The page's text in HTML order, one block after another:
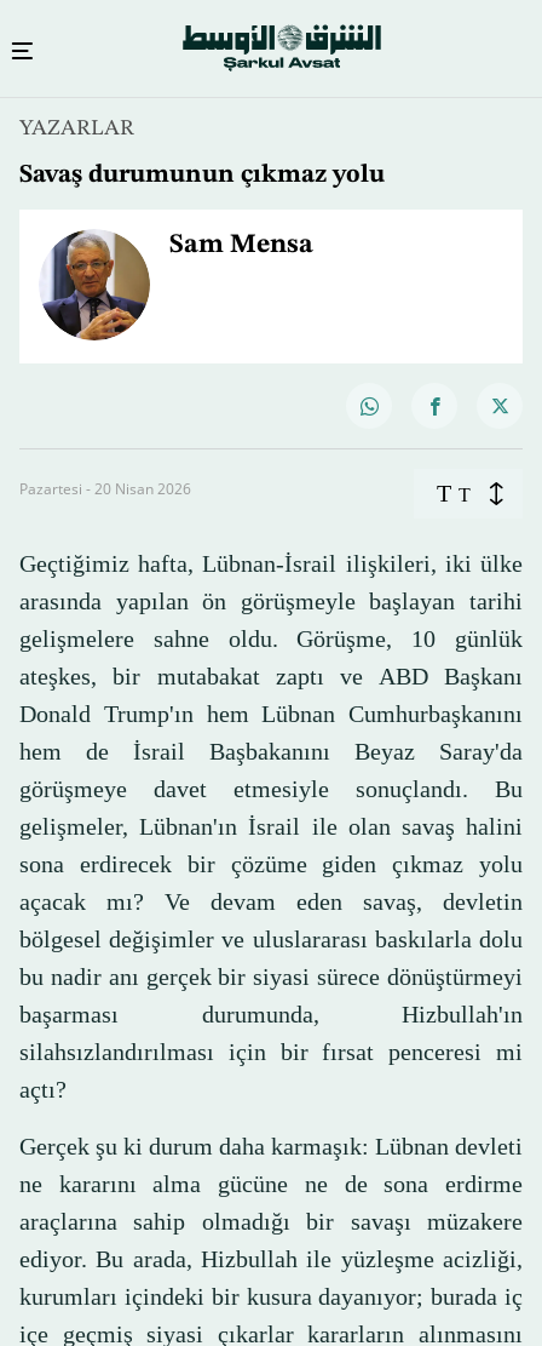
YAZARLAR
Savaş durumunun çıkmaz yolu
Sam Mensa
Pazartesi - 20 Nisan 2026 T T
Geçtiğimiz hafta, Lübnan-İsrail ilişkileri, iki ülke
arasında yapılan ön görüşmeyle başlayan tarihi
gelişmelere sahne oldu. Görüşme, 10 günlük
ateşkes, bir mutabakat zaptı ve ABD Başkanı
Donald Trump'ın hem Lübnan Cumhurbaşkanını
hem de İsrail Başbakanını Beyaz Saray'da
görüşmeye davet etmesiyle sonuçlandı. Bu
gelişmeler, Lübnan'ın İsrail ile olan savaş halini
sona erdirecek bir çözüme giden çıkmaz yolu
açacak mı? Ve devam eden savaş, devletin
bölgesel değişimler ve uluslararası baskılarla dolu
bu nadir anı gerçek bir siyasi sürece dönüştürmeyi
başarması durumunda, Hizbullah'ın
silahsızlandırılması için bir fırsat penceresi mi
açtı?
Gerçek şu ki durum daha karmaşık: Lübnan devleti
ne kararını alma gücüne ne de sona erdirme
araçlarına sahip olmadığı bir savaşı müzakere
ediyor. Bu arada, Hizbullah ile yüzleşme acizliği,
kurumları içindeki bir kusura dayanıyor; burada iç
içe geçmiş siyasi çıkarlar kararların alınmasını